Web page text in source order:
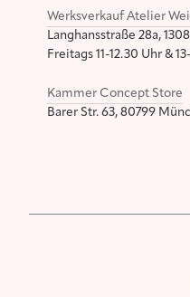
Werksverkauf Atelier
Langhansstraße 28a,
Freitags 11-12.30 Uhr &
Kammer Concept Store
Barer Str. 63, 80799